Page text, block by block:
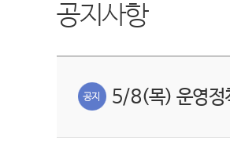
공지사항
5/8(목) 운영정